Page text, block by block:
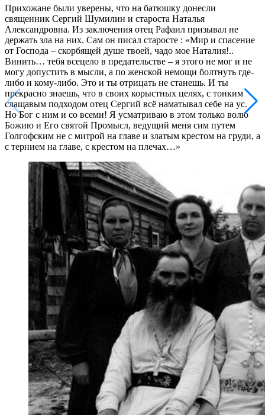
Прихожане были уверены, что на батюшку донесли
священник Сергий Шумилин и староста Наталья
Александровна. Из заключения отец Рафаил призывал не
держать зла на них. Сам он писал старосте : «Мир и спасение
от Господа – скорбящей душе твоей, чадо мое Наталия!..
Винить… тебя всецело в предательстве – я этого не мог и не
могу допустить в мысли, а по женской немощи болтнуть где-
либо и кому-либо. Это и ты отрицать не станешь. И ты
прекрасно знаешь, что в своих корыстных целях, с тонким
слащавым подходом отец Сергий всё наматывал себе на ус.
Но Бог с ним и со всеми! Я усматриваю в этом только волю
Божию и Его святой Промысл, ведущий меня сим путем
Голгофским не с митрой на главе и златым крестом на груди, а
с тернием на главе, с крестом на плечах…»